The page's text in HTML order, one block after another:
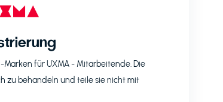
Marken fürUXMA- Mitarbeitende. Die
zu behandeln und teile sie nicht mit